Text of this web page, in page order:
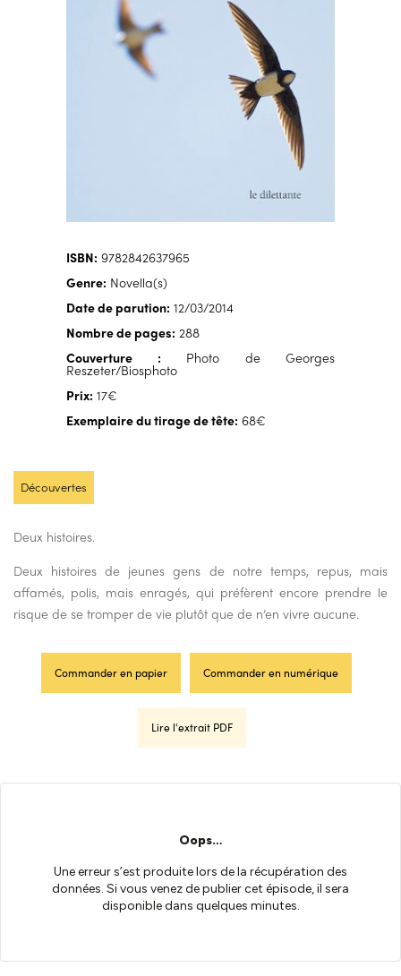
ISBN: 9782842637965
Genre: Novella(s)
Date de parution: 12/03/2014
Nombre de pages: 288
Couverture : Photo de Georges
Reszeter/Biosphoto
Prix: 17€
Exemplaire du tirage de tête: 68€
Découvertes
Deux histoires.
Deux histoires de jeunes gens de notre temps, repus, mais
affamés, polis, mais enragés, qui préfèrent encore prendre le
risque de se tromper de vie plutôt que de n’en vivre aucune.
Commander en papier Commander en numérique
Lire l'extrait PDF